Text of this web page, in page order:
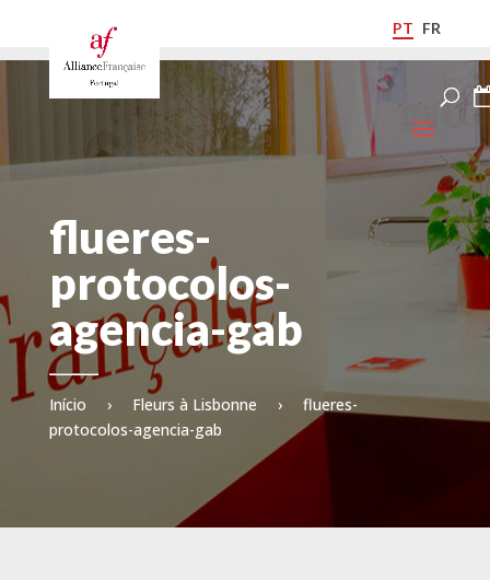
PT FR
flueres-
protocolos-
agencia-gab
Início › Fleurs à Lisbonne ›
flueres-
protocolos-agencia-gab